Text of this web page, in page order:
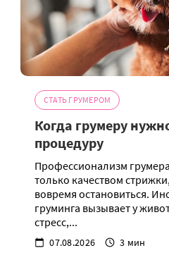
СТАТЬ ГРУМЕРОМ
Когда грумеру
процедуру
Профессионализм
только качеством
вовремя остановиться.
груминга вызывает у
стресс,...
07.08.2026 3 мин